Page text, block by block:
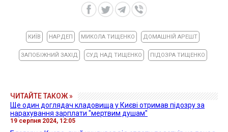
КИЇВ НАРДЕП МИКОЛА ТИЩЕНКО ДОМАШНІЙ АРЕШТ
ЗАПОБІЖНИЙ ЗАХІД СУД НАД ТИЩЕНКО ПІДОЗРА ТИЩЕНКО
ЧИТАЙТЕ ТАКОЖ »
Ще один доглядач кладовища у Києві отримав підозру за
нарахування зарплати "мертвим душам"
19 серпня 2024, 12:05